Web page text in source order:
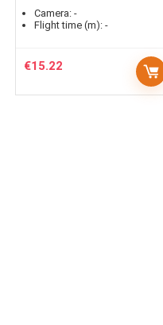
Camera: -
Flight time (m): -
€15.22